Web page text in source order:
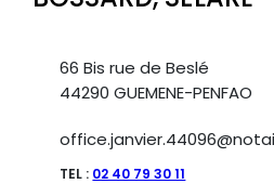
66 Bis rue de Beslé
44290 GUEMENE-PENFAO
TEL : 02 40 79 30 11